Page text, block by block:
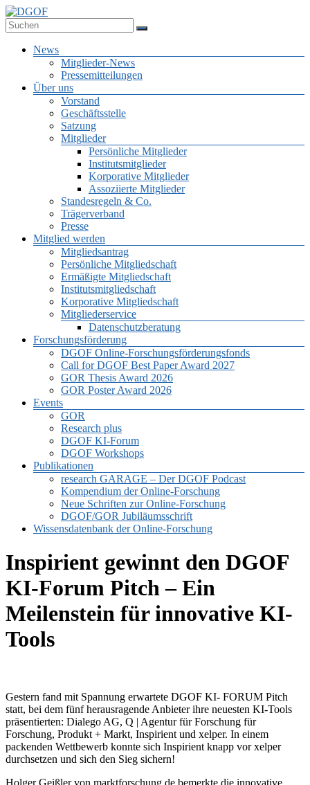
Zum
Inhalt
springen
Deutsche Gesellschaft für Online-Forschung e.V.
Menü
News
Mitglieder-News
Pressemitteilungen
Über uns
Vorstand
Geschäftsstelle
Satzung
Mitglieder
Persönliche Mitglieder
Institutsmitglieder
Korporative Mitglieder
Assoziierte Mitglieder
Standesregeln & Co.
Trägerverband
Presse
Mitglied werden
Mitgliedsantrag
Persönliche Mitgliedschaft
Ermäßigte Mitgliedschaft
Institutsmitgliedschaft
Korporative Mitgliedschaft
Mitgliederservice
Datenschutzberatung
Forschungsförderung
DGOF Online-Forschungsförderungsfonds
Call for DGOF Best Paper Award 2027
GOR Thesis Award 2026
GOR Poster Award 2026
Events
GOR
Research plus
DGOF KI-Forum
DGOF Workshops
Publikationen
research GARAGE – Der DGOF Podcast
Kompendium der Online-Forschung
Neue Schriften zur Online-Forschung
DGOF/GOR Jubiläumsschrift
Wissensdatenbank der Online-Forschung
Inspirient gewinnt den DGOF
KI-Forum Pitch – Ein
Meilenstein für innovative KI-
Tools
Gestern fand mit Spannung erwartete DGOF KI- FORUM Pitch
statt, bei dem fünf herausragende Anbieter ihre neuesten KI-Tools
präsentierten: Dialego AG, Q | Agentur für Forschung für
Forschung, Produkt + Markt, Inspirient und xelper. In einem
packenden Wettbewerb konnte sich Inspirient knapp vor xelper
durchsetzen und sich den Sieg sichern!
Holger Geißler von marktforschung.de bemerkte die innovative